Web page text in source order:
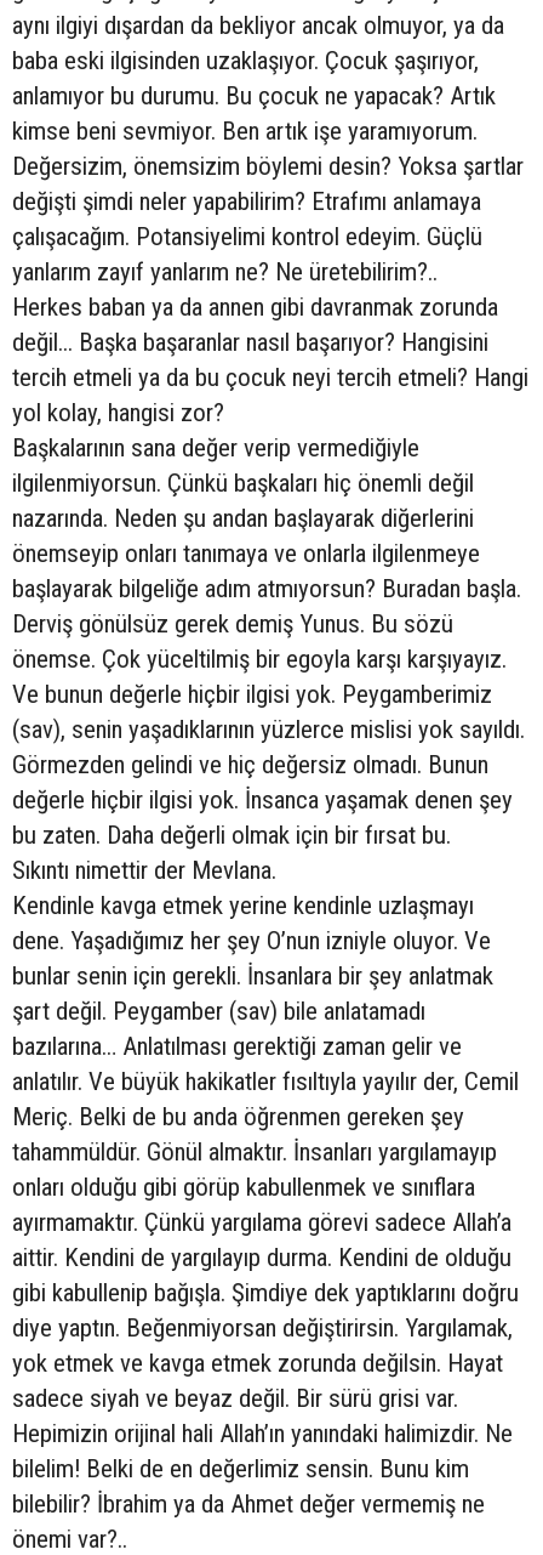
aynı ilgiyi dışardan da bekliyor ancak olmuyor, ya da
baba eski ilgisinden uzaklaşıyor. Çocuk şaşırıyor,
anlamıyor bu durumu. Bu çocuk ne yapacak? Artık
kimse beni sevmiyor. Ben artık işe yaramıyorum.
Değersizim, önemsizim böylemi desin? Yoksa şartlar
değişti şimdi neler yapabilirim? Etrafımı anlamaya
çalışacağım. Potansiyelimi kontrol edeyim. Güçlü
yanlarım zayıf yanlarım ne? Ne üretebilirim?..
Herkes baban ya da annen gibi davranmak zorunda
değil... Başka başaranlar nasıl başarıyor? Hangisini
tercih etmeli ya da bu çocuk neyi tercih etmeli? Hangi
yol kolay, hangisi zor?
Başkalarının sana değer verip vermediğiyle
ilgilenmiyorsun. Çünkü başkaları hiç önemli değil
nazarında. Neden şu andan başlayarak diğerlerini
önemseyip onları tanımaya ve onlarla ilgilenmeye
başlayarak bilgeliğe adım atmıyorsun? Buradan başla.
Derviş gönülsüz gerek demiş Yunus. Bu sözü
önemse. Çok yüceltilmiş bir egoyla karşı karşıyayız.
Ve bunun değerle hiçbir ilgisi yok. Peygamberimiz
(sav), senin yaşadıklarının yüzlerce mislisi yok sayıldı.
Görmezden gelindi ve hiç değersiz olmadı. Bunun
değerle hiçbir ilgisi yok. İnsanca yaşamak denen şey
bu zaten. Daha değerli olmak için bir fırsat bu.
Sıkıntı nimettir der Mevlana.
Kendinle kavga etmek yerine kendinle uzlaşmayı
dene. Yaşadığımız her şey O’nun izniyle oluyor. Ve
bunlar senin için gerekli. İnsanlara bir şey anlatmak
şart değil. Peygamber (sav) bile anlatamadı
bazılarına… Anlatılması gerektiği zaman gelir ve
anlatılır. Ve büyük hakikatler fısıltıyla yayılır der, Cemil
Meriç. Belki de bu anda öğrenmen gereken şey
tahammüldür. Gönül almaktır. İnsanları yargılamayıp
onları olduğu gibi görüp kabullenmek ve sınıflara
ayırmamaktır. Çünkü yargılama görevi sadece Allah’a
aittir. Kendini de yargılayıp durma. Kendini de olduğu
gibi kabullenip bağışla. Şimdiye dek yaptıklarını doğru
diye yaptın. Beğenmiyorsan değiştirirsin. Yargılamak,
yok etmek ve kavga etmek zorunda değilsin. Hayat
sadece siyah ve beyaz değil. Bir sürü grisi var.
Hepimizin orijinal hali Allah’ın yanındaki halimizdir. Ne
bilelim! Belki de en değerlimiz sensin. Bunu kim
bilebilir? İbrahim ya da Ahmet değer vermemiş ne
önemi var?..